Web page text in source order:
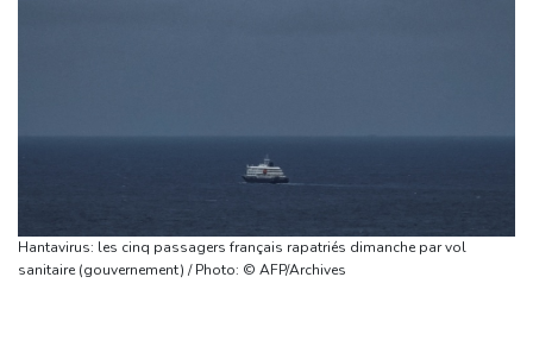
Hantavirus: les cinq passagers français rapatriés dimanche par vol
sanitaire (gouvernement) / Photo: © AFP/Archives